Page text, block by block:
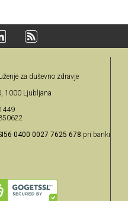
za duševno zdravje
1000 Ljubljana
0400 0027 7625 678 pri banki